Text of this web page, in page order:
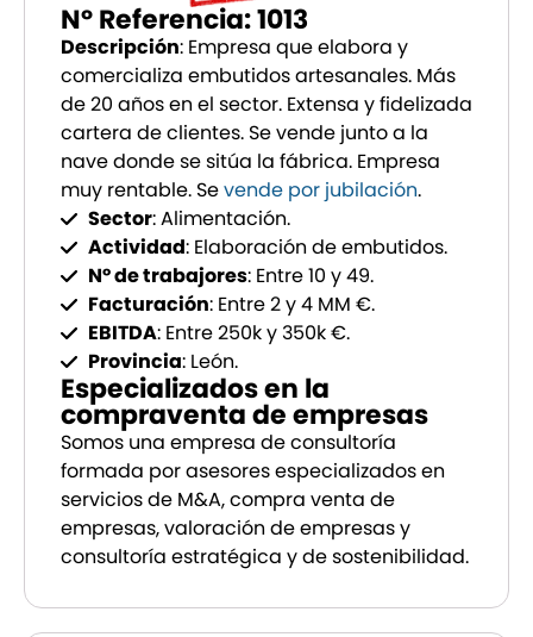
Nº Referencia: 1013
Descripción: Empresa que elabora y
comercializa embutidos artesanales. Más
de 20 años en el sector. Extensa y fidelizada
cartera de clientes. Se vende junto a la
nave donde se sitúa la fábrica. Empresa
muy rentable. Sevende por jubilación.
Sector: Alimentación.
Actividad: Elaboración de embutidos.
Nº de trabajores: Entre 10 y 49.
Facturación: Entre 2 y 4 MM €.
EBITDA: Entre 250k y 350k €.
Provincia: León.
Especializados en la
compraventa de empresas
Somos una empresa de consultoría
formada por asesores especializados en
servicios de M&A, compra venta de
empresas, valoración de empresas y
consultoría estratégica y de sostenibilidad.